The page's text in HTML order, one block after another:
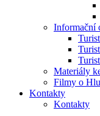
Informační
Materiály
Filmy o
Kontakty
Kontakty